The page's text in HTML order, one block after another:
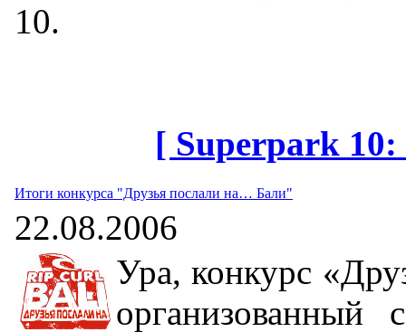
10.
[ Superpark
Итоги конкурса "Друзья послали на… Бали"
22.08.2006
Ура, конкурс